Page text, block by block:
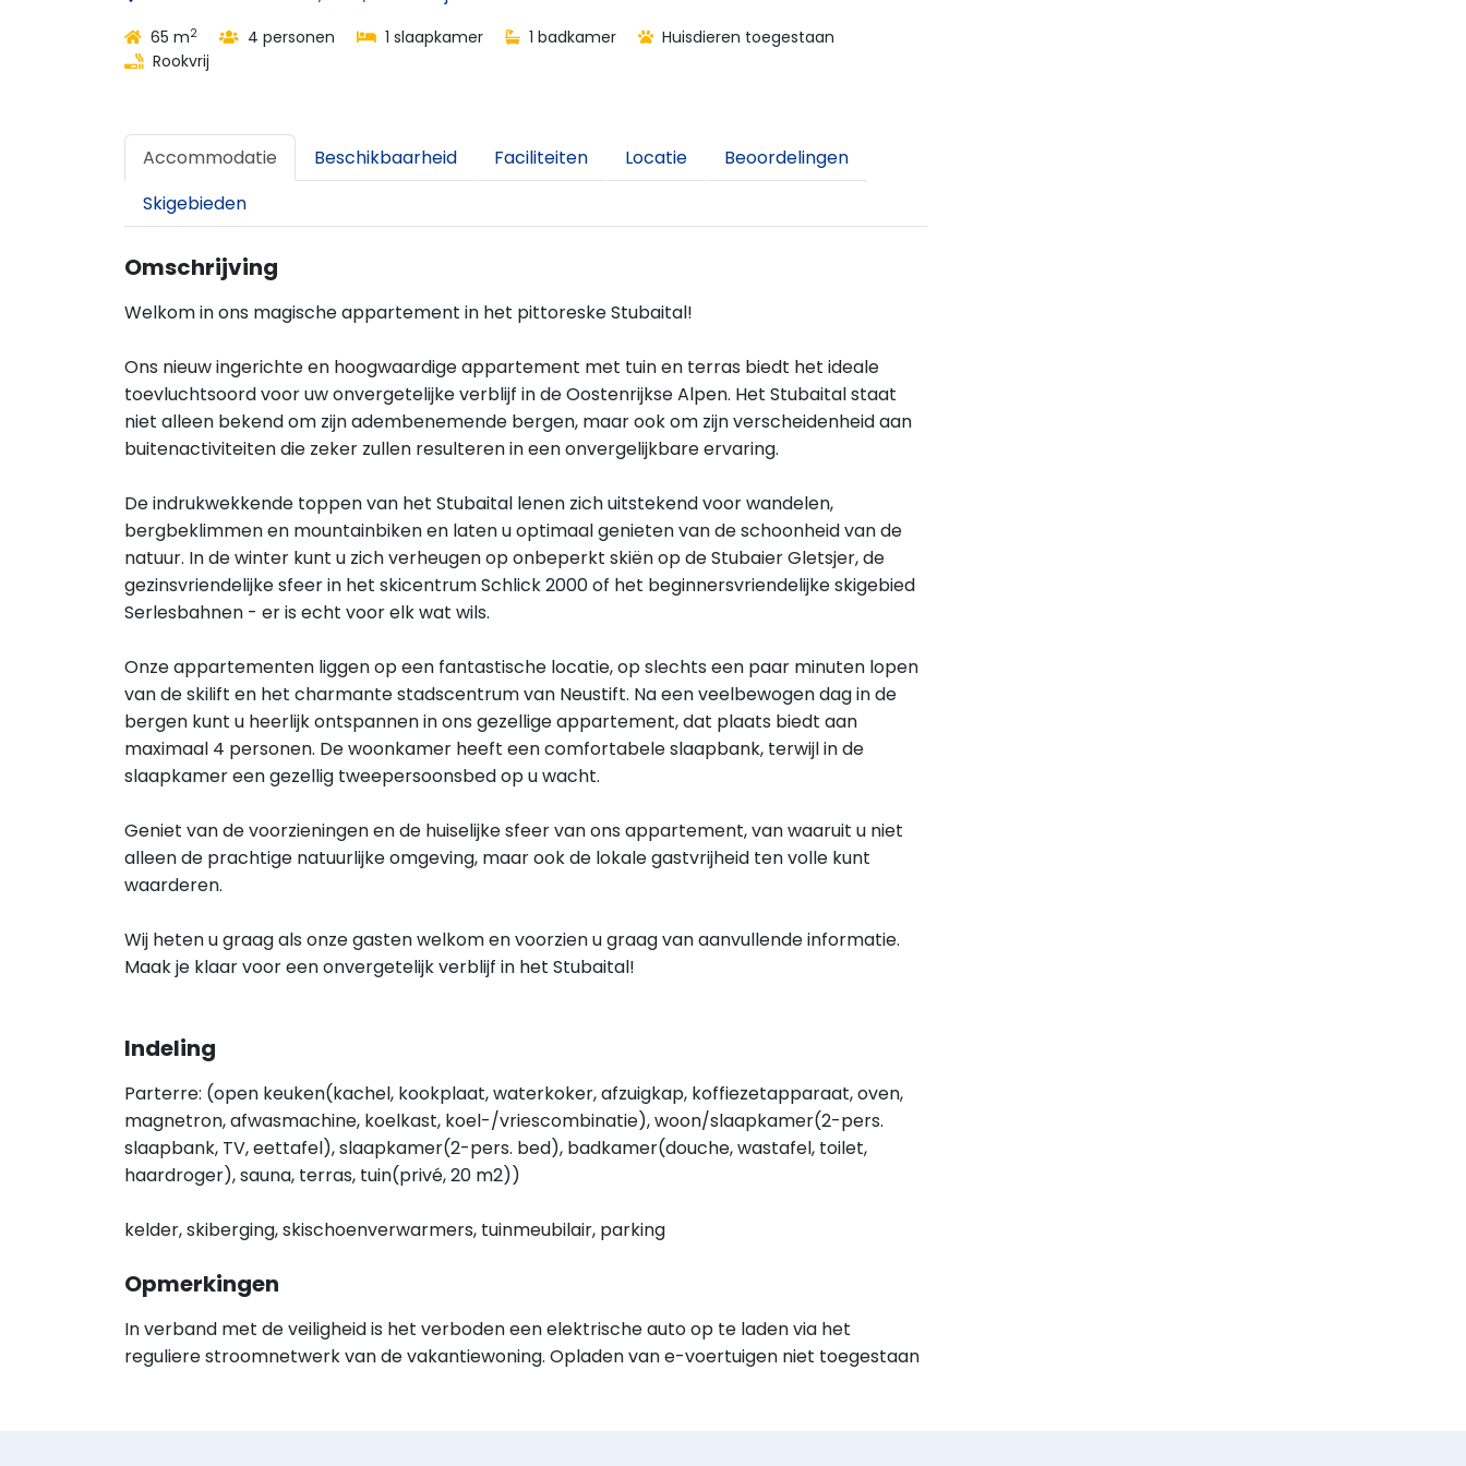
65 m2 4 personen 1 slaapkamer 1 badkamer
Huisdieren toegestaan
Rookvrij
Accommodatie Beschikbaarheid Faciliteiten Locatie
Beoordelingen
Skigebieden
Omschrijving
Welkom in ons magische appartement in het pittoreske Stubaital!
Ons nieuw ingerichte en hoogwaardige appartement met tuin en terras biedt het ideale
toevluchtsoord voor uw onvergetelijke verblijf in de Oostenrijkse Alpen. Het Stubaital staat
niet alleen bekend om zijn adembenemende bergen, maar ook om zijn verscheidenheid aan
buitenactiviteiten die zeker zullen resulteren in een onvergelijkbare ervaring.
De indrukwekkende toppen van het Stubaital lenen zich uitstekend voor wandelen,
bergbeklimmen en mountainbiken en laten u optimaal genieten van de schoonheid van de
natuur. In de winter kunt u zich verheugen op onbeperkt skiën op de Stubaier Gletsjer, de
gezinsvriendelijke sfeer in het skicentrum Schlick 2000 of het beginnersvriendelijke skigebied
Serlesbahnen - er is echt voor elk wat wils.
Onze appartementen liggen op een fantastische locatie, op slechts een paar minuten lopen
van de skilift en het charmante stadscentrum van Neustift. Na een veelbewogen dag in de
bergen kunt u heerlijk ontspannen in ons gezellige appartement, dat plaats biedt aan
maximaal 4 personen. De woonkamer heeft een comfortabele slaapbank, terwijl in de
slaapkamer een gezellig tweepersoonsbed op u wacht.
Geniet van de voorzieningen en de huiselijke sfeer van ons appartement, van waaruit u niet
alleen de prachtige natuurlijke omgeving, maar ook de lokale gastvrijheid ten volle kunt
waarderen.
Wij heten u graag als onze gasten welkom en voorzien u graag van aanvullende informatie.
Maak je klaar voor een onvergetelijk verblijf in het Stubaital!
Indeling
Parterre: (open keuken(kachel, kookplaat, waterkoker, afzuigkap, koffiezetapparaat, oven,
magnetron, afwasmachine, koelkast, koel-/vriescombinatie), woon/slaapkamer(2-pers.
slaapbank, TV, eettafel), slaapkamer(2-pers. bed), badkamer(douche, wastafel, toilet,
haardroger), sauna, terras, tuin(privé, 20 m2))
kelder, skiberging, skischoenverwarmers, tuinmeubilair, parking
Opmerkingen
In verband met de veiligheid is het verboden een elektrische auto op te laden via het
reguliere stroomnetwerk van de vakantiewoning. Opladen van e-voertuigen niet toegestaan